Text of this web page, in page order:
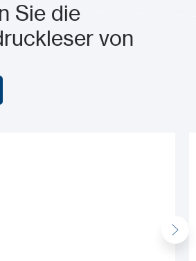
Sie die
von